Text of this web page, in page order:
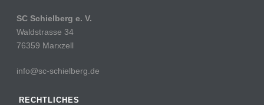
SC Schielberg e. V.
Waldstrasse 34
76359 Marxzell
info@sc-schielberg.de
RECHTLICHES